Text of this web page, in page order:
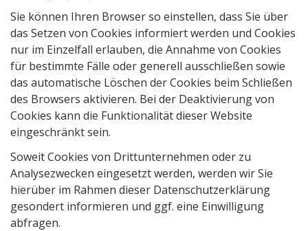
Sie können Ihren Browser so einstellen, dass Sie über
das Setzen von Cookies informiert werden und Cookies
nur im Einzelfall erlauben, die Annahme von Cookies
für bestimmte Fälle oder generell ausschließen sowie
das automatische Löschen der Cookies beim Schließen
des Browsers aktivieren. Bei der Deaktivierung von
Cookies kann die Funktionalität dieser Website
eingeschränkt sein.
Soweit Cookies von Drittunternehmen oder zu
Analysezwecken eingesetzt werden, werden wir Sie
hierüber im Rahmen dieser Datenschutzerklärung
gesondert informieren und ggf. eine Einwilligung
abfragen.